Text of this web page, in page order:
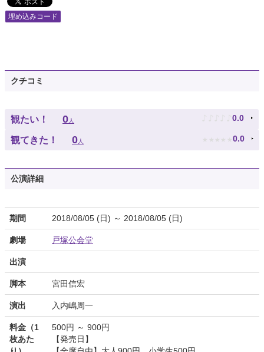
埋め込みコード
クチコミ
観たい！ 0人 ♪ ♪ ♪ ♪ ♪ 0.0
観てきた！ 0人 ★ ★ ★ ★ ★ 0.0
公演詳細
期間 2018/08/05 (日) ～ 2018/08/05 (日)
劇場 戸塚公会堂
出演
脚本 宮田信宏
演出 入内嶋周一
料金（1
枚あた
500円 ～ 900円
【発売日】